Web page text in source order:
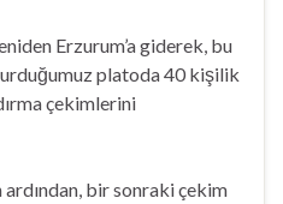
Erzurum’a giderek, bu
platoda 40 kişilik
çekimlerini
bir sonraki çekim